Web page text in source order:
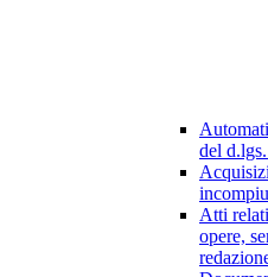
del
Atti
opere,